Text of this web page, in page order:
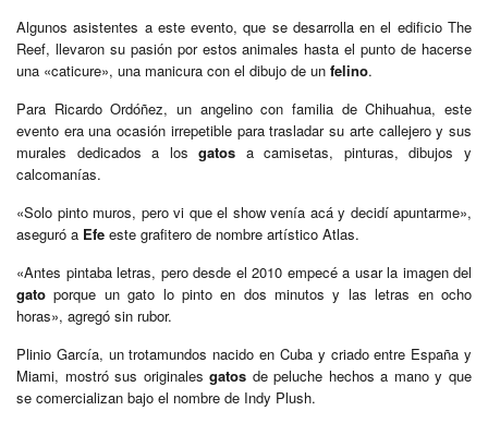
Algunos asistentes a este evento, que se desarrolla en el edificio The
Reef, llevaron su pasión por estos animales hasta el punto de hacerse
una «caticure», una manicura con el dibujo de un felino.
Para Ricardo Ordóñez, un angelino con familia de Chihuahua, este
evento era una ocasión irrepetible para trasladar su arte callejero y sus
murales dedicados a losgatos a camisetas, pinturas, dibujos y
calcomanías.
«Solo pinto muros, pero vi que el show venía acá y decidí apuntarme»,
aseguró a Efe este grafitero de nombre artístico Atlas.
«Antes pintaba letras, pero desde el 2010 empecé a usar la imagen del
gato porque un gato lo pinto en dos minutos y las letras en ocho
horas», agregó sin rubor.
Plinio García, un trotamundos nacido en Cuba y criado entre España y
Miami, mostró sus originalesgatos de peluche hechos a mano y que
se comercializan bajo el nombre de Indy Plush.